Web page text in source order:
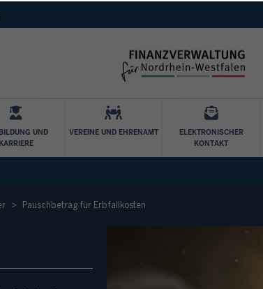
UND
KARRIERE
VEREINE UND EHRENAMT
ELEKTRONISCHER
KONTAKT
Pauschbetrag für Erbfallkosten